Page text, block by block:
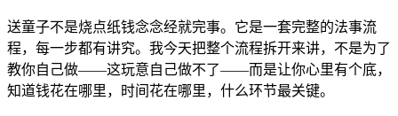
送童子不是烧点纸钱念念经就完事。它是一套完整的法事流
程，每一步都有讲究。我今天把整个流程拆开来讲，不是为了
教你自己做——这玩意自己做不了——而是让你心里有个底，
知道钱花在哪里，时间花在哪里，什么环节最关键。